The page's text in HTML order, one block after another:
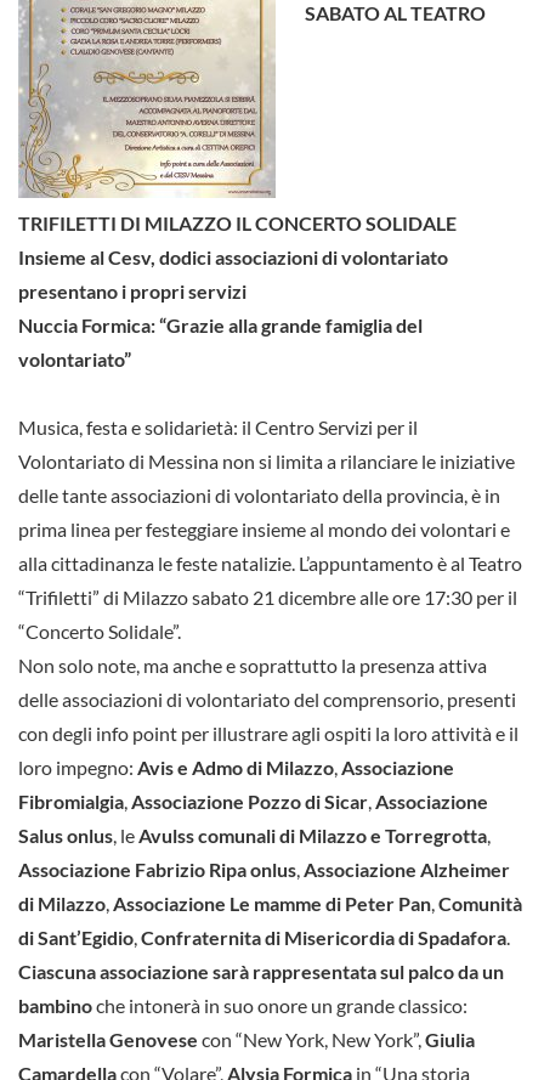
SABATO AL TEATRO
TRIFILETTI DI MILAZZO IL CONCERTO SOLIDALE
Insieme al Cesv, dodici associazioni di volontariato
presentano i propri servizi
Nuccia Formica: “Grazie alla grande famiglia del
volontariato”
Musica, festa e solidarietà: il Centro Servizi per il
Volontariato di Messina non si limita a rilanciare le iniziative
delle tante associazioni di volontariato della provincia, è in
prima linea per festeggiare insieme al mondo dei volontari e
alla cittadinanza le feste natalizie. L’appuntamento è al Teatro
“Trifiletti” di Milazzo sabato 21 dicembre alle ore 17:30 per il
“Concerto Solidale”.
Non solo note, ma anche e soprattutto la presenza attiva
delle associazioni di volontariato del comprensorio, presenti
con degli info point per illustrare agli ospiti la loro attività e il
loro impegno: Avis e Admo di Milazzo,Associazione
Fibromialgia,Associazione Pozzo di Sicar,Associazione
Salus onlus, leAvulss comunali di Milazzo e Torregrotta,
Associazione Fabrizio Ripa onlus,Associazione Alzheimer
di Milazzo,Associazione Le mamme di Peter Pan,Comunità
di Sant’Egidio,Confraternita di Misericordia di Spadafora.
Ciascuna associazione sarà rappresentata sul palco da un
bambinoche intonerà in suo onore un grande classico:
Maristella Genovese con “New York, New York”,Giulia
Camardellacon “Volare”,Alysia Formica in “Una storia